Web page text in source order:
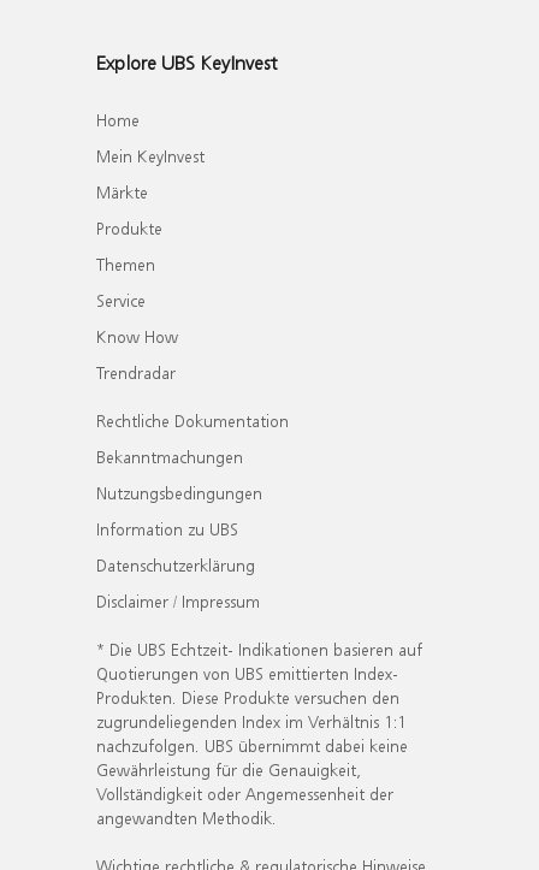
Explore UBS KeyInvest
Home
Mein KeyInvest
Märkte
Produkte
Themen
Service
Know How
Trendradar
Rechtliche Dokumentation
Bekanntmachungen
Nutzungsbedingungen
Information zu UBS
Datenschutzerklärung
Disclaimer / Impressum
* Die UBS Echtzeit- Indikationen basieren auf
Quotierungen von UBS emittierten Index-
Produkten. Diese Produkte versuchen den
zugrundeliegenden Index im Verhältnis 1:1
nachzufolgen. UBS übernimmt dabei keine
Gewährleistung für die Genauigkeit,
Vollständigkeit oder Angemessenheit der
angewandten Methodik.